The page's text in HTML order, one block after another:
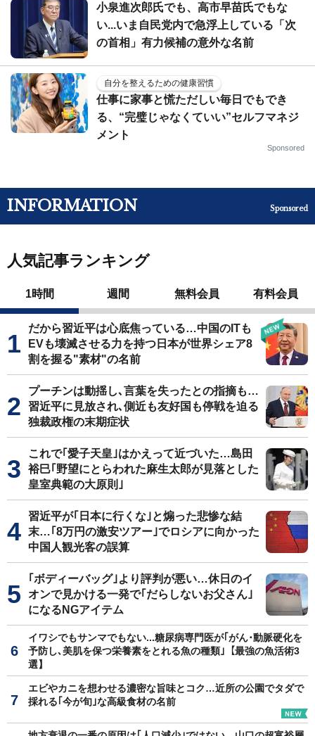
小泉進次郎氏でも、高市早苗氏でもな
い...いま自民党内で急浮上している「次
の首相」有力候補の意外な名前
自分を整えるための健康習慣
仕事に家事と慌ただしい毎日でもでき
る、“完璧じゃなくていい”セルフマネジ
メント
Sponsored
INFORMATION Sponsored
人気記事ランキング
1時間 週間 無料会員 有料会員
だから習近平は心底焦っている…中国のITも
EVも壊滅させる力を持つ日本が世界シェア8
割を握る"素材"の名前
プーチンは動揺し､言葉を失ったとの指摘も…
習近平に見放され､側近も友好国も停戦を迫る
独裁政権の末期症状
これで｢愛子天皇｣はかえって近づいた…島田
裕巳｢野望にとらわれた麻生太郎が見落とした
皇室典範の大原則｣
習近平が｢日本に行くな｣と煽った悲惨な結
末…｢8万円の激安ツアー｣でロシアに向かった
中国人観光客の誤算
｢ボディーバッグ｣より評判が悪い…休日のイ
オンで見かける一発で｢だらしないお父さん｣
になるNGアイテム
イワシでもサンマでもない...糖尿病専門医が｢がん･動脈硬化を
予防し､美肌を保つ栄養素をとれる魚の種類｣【最強の魚活術3
選】
エビやカニを想わせる濃密な旨味とコク…近所の公園でタダで
採れる｢今が旬｣な高級食材の名前